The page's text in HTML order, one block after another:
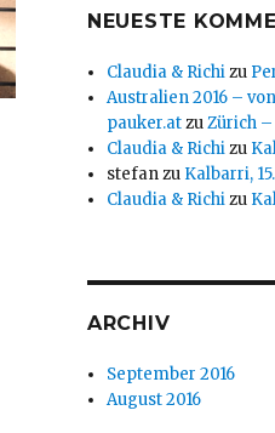
NEUESTE
Claudia & Richizu
Australien 2016 –
pauker.atzuZürich
Claudia & Richizu
stefanzu Kalbarri,
Claudia & Richizu
ARCHIV
September 2016
August 2016